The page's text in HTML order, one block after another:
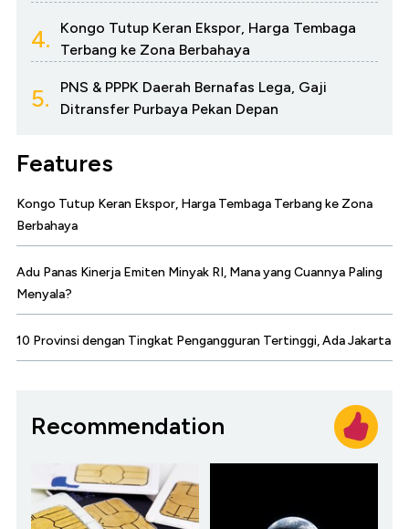
4.
Kongo Tutup Keran Ekspor, Harga Tembaga
Terbang ke Zona Berbahaya
5.
PNS & PPPK Daerah Bernafas Lega, Gaji
Ditransfer Purbaya Pekan Depan
Features
Kongo Tutup Keran Ekspor, Harga Tembaga Terbang ke Zona
Berbahaya
Adu Panas Kinerja Emiten Minyak RI, Mana yang Cuannya Paling
Menyala?
10 Provinsi dengan Tingkat Pengangguran Tertinggi, Ada Jakarta
Recommendation